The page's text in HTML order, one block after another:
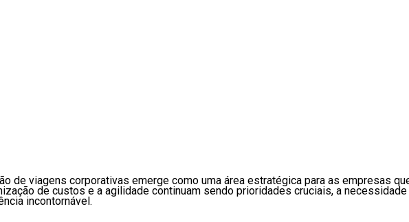
de viagens corporativas emerge como uma área estratégica para as empresas
de custos e a agilidade continuam sendo prioridades cruciais, a
incontornável.